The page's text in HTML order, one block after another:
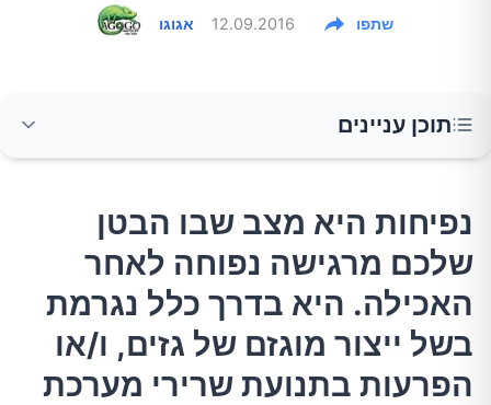
אגוגו 12.09.2016 שתפו
תוכן עניינים
לאחר האכילה. היא בדרך כלל נגרמת בשל ייצור
מוגזם של גזים, ו/או הפרעות בתנועת שרירי
מערכת העיכול. הנפיחות עשויה לגרום ללחץ
מוגבר ואי-נוחות, ולעתים לגרום לבטן להראות
גדולה יותר. כך תפחיתו או תמנעו נפיחות בבטן
נפיחות היא מצב שבו הבטן
שלכם מרגישה נפוחה לאחר
האכילה. היא בדרך כלל נגרמת
בשל ייצור מוגזם של גזים, ו/או
הפרעות בתנועת שרירי מערכת